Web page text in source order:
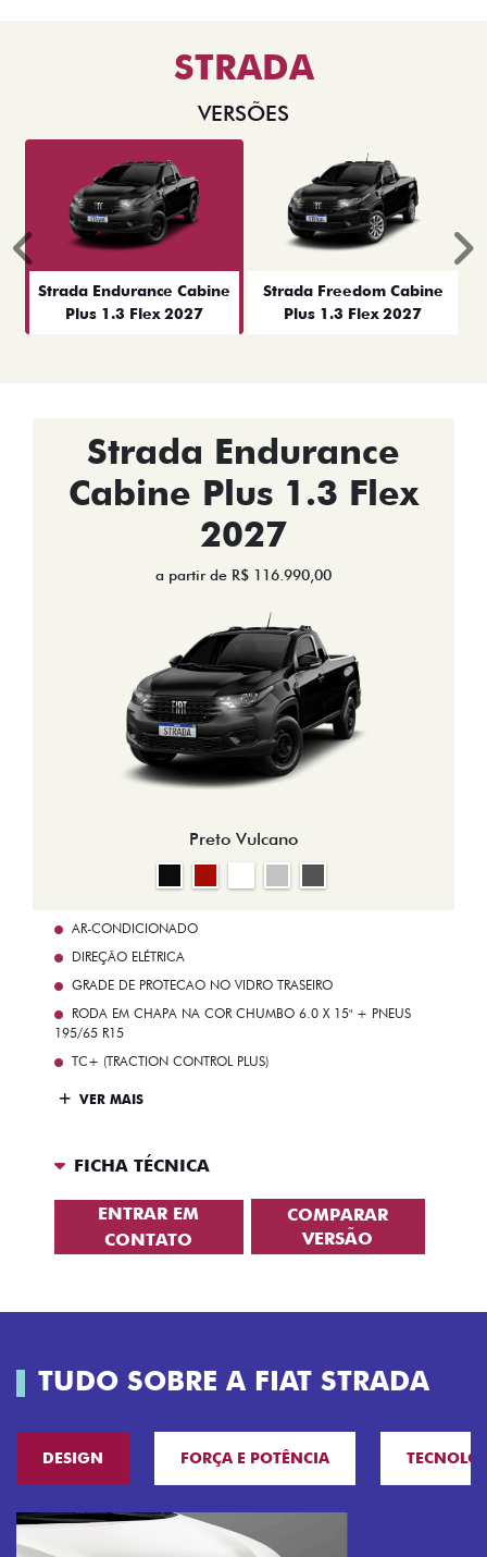
STRADA
VERSÕES
Strada Endurance Cabine
Plus 1.3 Flex 2027
Strada Freedom Cabine
Plus 1.3 Flex 2027
Anterior
Strada Endurance
Cabine Plus 1.3 Flex
2027
a partir de R$ 116.990,00
Preto Vulcano
AR-CONDICIONADO
DIREÇÃO ELÉTRICA
GRADE DE PROTECAO NO VIDRO TRASEIRO
RODA EM CHAPA NA COR CHUMBO 6.0 X 15" + PNEUS
195/65 R15
TC+ (TRACTION CONTROL PLUS)
VER MAIS
FICHA TÉCNICA
ENTRAR EM
CONTATO
COMPARAR
VERSÃO
TUDO SOBRE A FIAT STRADA
DESIGN FORÇA E POTÊNCIA